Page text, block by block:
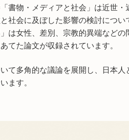
書物・メディアと社会」は近世・
社会に及ぼした影響の検討につい
は女性、差別、宗教的異端などの
てた論文が収録されています。
て多角的な議論を展開し、日本人
ます。